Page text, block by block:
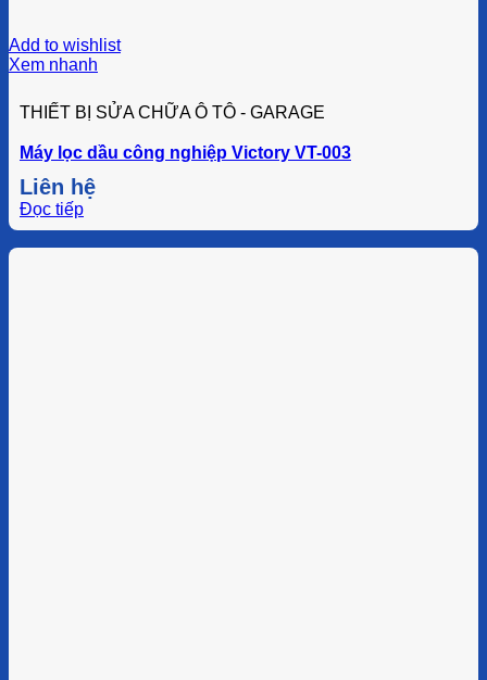
Add to wishlist
Xem nhanh
THIẾT BỊ SỬA CHỮA Ô TÔ - GARAGE
Máy lọc dầu công nghiệp Victory VT-003
Liên hệ
Đọc tiếp